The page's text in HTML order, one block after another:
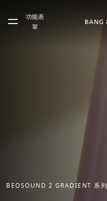
Skip to main footer
功能表
單
BEOSOUND 2 GRADIENT 系列